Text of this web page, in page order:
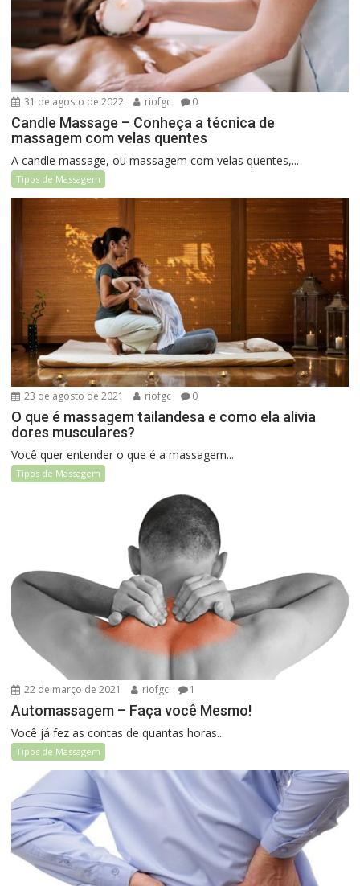
31 de agosto de 2022 riofgc 0
Candle Massage – Conheça a técnica de
massagem com velas quentes
A candle massage, ou massagem com velas quentes,...
Tipos de Massagem
23 de agosto de 2021 riofgc 0
O que é massagem tailandesa e como ela alivia
dores musculares?
Você quer entender o que é a massagem...
Tipos de Massagem
22 de março de 2021 riofgc 1
Automassagem – Faça você Mesmo!
Você já fez as contas de quantas horas...
Tipos de Massagem